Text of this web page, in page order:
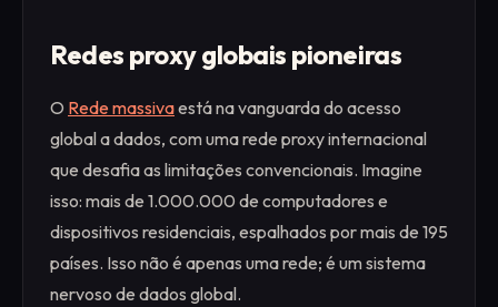
Redes proxy globais pioneiras
O Rede massivaestá na vanguarda do acesso
global a dados, com uma rede proxy internacional
que desafia as limitações convencionais. Imagine
isso: mais de 1.000.000 de computadores e
dispositivos residenciais, espalhados por mais de 195
países. Isso não é apenas uma rede; é um sistema
nervoso de dados global.